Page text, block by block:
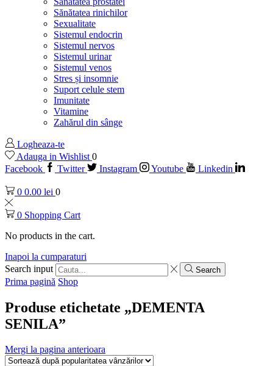
Sănătatea rinichilor
Sexualitate
Sistemul endocrin
Sistemul nervos
Sistemul urinar
Sistemul venos
Stres și insomnie
Suport celule stem
Imunitate
Vitamine
Zahărul din sânge
Logheaza-te
Adauga in Wishlist 0
Facebook
Twitter Instagram Youtube Linkedin
0 0.00 lei 0
0 Shopping Cart
No products in the cart.
Inapoi la cumparaturi
Search input
Search
Prima pagină Shop
Produse etichetate „DEMENTA
SENILA”
Mergi la pagina anterioara